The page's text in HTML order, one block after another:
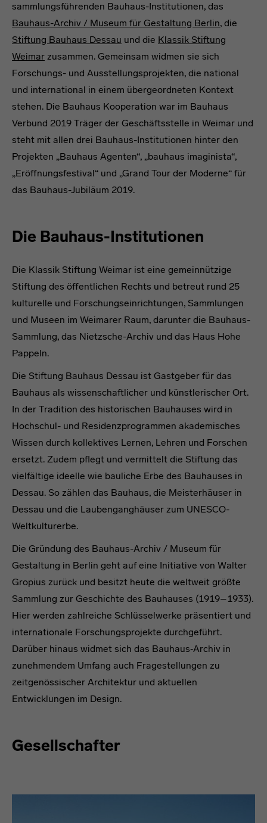
sammlungsführenden Bauhaus-Institutionen, das
Bauhaus-Archiv / Museum für Gestaltung Berlin, die
Stiftung Bauhaus Dessau und die Klassik Stiftung
Weimar zusammen. Gemeinsam widmen sie sich
Forschungs- und Ausstellungsprojekten, die national
und international in einem übergeordneten Kontext
stehen. Die Bauhaus Kooperation war im Bauhaus
Verbund 2019 Träger der Geschäftsstelle in Weimar und
steht mit allen drei Bauhaus-Institutionen hinter den
Projekten „Bauhaus Agenten“, „bauhaus imaginista“,
„Eröffnungsfestival“ und „Grand Tour der Moderne“ für
das Bauhaus-Jubiläum 2019.
Die Bauhaus-Institutionen
Die Klassik Stiftung Weimar ist eine gemeinnützige
Stiftung des öffentlichen Rechts und betreut rund 25
kulturelle und Forschungseinrichtungen, Sammlungen
und Museen im Weimarer Raum, darunter die Bauhaus-
Sammlung, das Nietzsche-Archiv und das Haus Hohe
Pappeln.
Die Stiftung Bauhaus Dessau ist Gastgeber für das
Bauhaus als wissenschaftlicher und künstlerischer Ort.
In der Tradition des historischen Bauhauses wird in
Hochschul- und Residenzprogrammen akademisches
Wissen durch kollektives Lernen, Lehren und Forschen
ersetzt. Zudem pflegt und vermittelt die Stiftung das
vielfältige ideelle wie bauliche Erbe des Bauhauses in
Dessau. So zählen das Bauhaus, die Meisterhäuser in
Dessau und die Laubenganghäuser zum UNESCO-
Weltkulturerbe.
Die Gründung des Bauhaus-Archiv / Museum für
Gestaltung in Berlin geht auf eine Initiative von Walter
Gropius zurück und besitzt heute die weltweit größte
Sammlung zur Geschichte des Bauhauses (1919–1933).
Hier werden zahlreiche Schlüsselwerke präsentiert und
internationale Forschungsprojekte durchgeführt.
Darüber hinaus widmet sich das Bauhaus‐Archiv in
zunehmendem Umfang auch Fragestellungen zu
zeitgenössischer Architektur und aktuellen
Entwicklungen im Design.
Gesellschafter